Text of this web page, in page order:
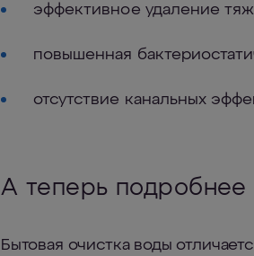
эффективное удаление
повышенная
отсутствие канальных
А теперь подробнее
Бытовая очистка воды